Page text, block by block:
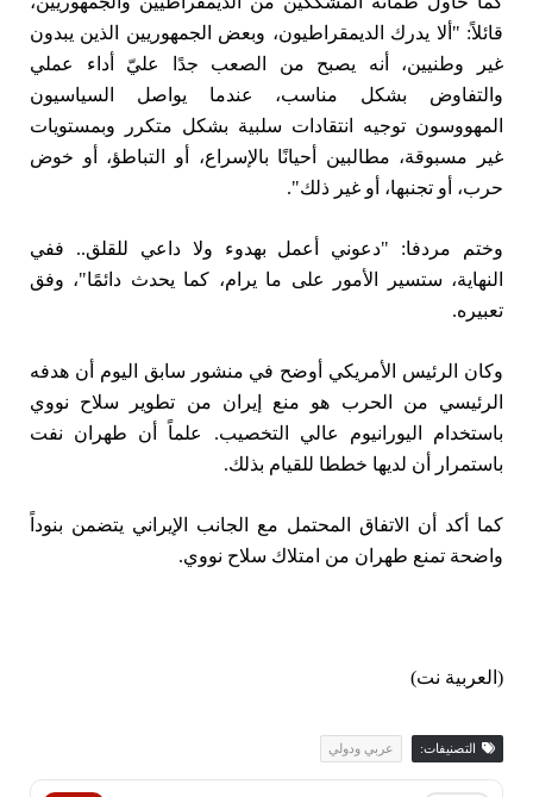
قائلاً: "ألا يدرك الديمقراطيون، وبعض الجمهوريين الذين يبدون
غير وطنيين، أنه يصبح من الصعب جدًا عليّ أداء عملي
والتفاوض بشكل مناسب، عندما يواصل السياسيون
المهووسون توجيه انتقادات سلبية بشكل متكرر وبمستويات
غير مسبوقة، مطالبين أحيانًا بالإسراع، أو التباطؤ، أو خوض
حرب، أو تجنبها، أو غير ذلك".
وختم مردفا: "دعوني أعمل بهدوء ولا داعي للقلق.. ففي
النهاية، ستسير الأمور على ما يرام، كما يحدث دائمًا"، وفق
تعبيره.
وكان الرئيس الأمريكي أوضح في منشور سابق اليوم أن هدفه
الرئيسي من الحرب هو منع إيران من تطوير سلاح نووي
باستخدام اليورانيوم عالي التخصيب. علماً أن طهران نفت
باستمرار أن لديها خططا للقيام بذلك.
كما أكد أن الاتفاق المحتمل مع الجانب الإيراني يتضمن بنوداً
واضحة تمنع طهران من امتلاك سلاح نووي.
(العربية نت)
التصنيفات: عربي ودولي